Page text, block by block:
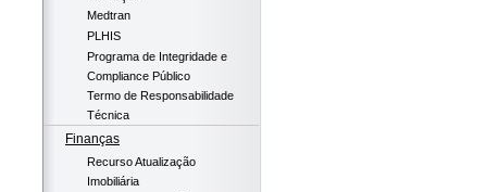
Medtran
PLHIS
Programa de Integridade e
Compliance Público
Termo de Responsabilidade
Técnica
Finanças
Recurso Atualização
Imobiliária